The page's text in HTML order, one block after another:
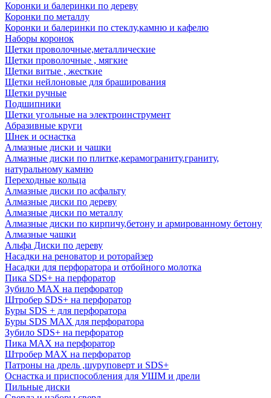
Коронки и балеринки по дереву
Коронки по металлу
Коронки и балеринки по стеклу,камню и кафелю
Наборы коронок
Щетки проволочные,металлические
Щетки проволочные , мягкие
Щетки витые , жесткие
Щетки нейлоновые для браширования
Щетки ручные
Подшипники
Щетки угольные на электроинструмент
Абразивные круги
Шнек и оснастка
Алмазные диски и чашки
Алмазные диски по плитке,керамограниту,граниту,
натуральному камню
Переходные кольца
Алмазные диски по асфальту
Алмазные диски по дереву
Алмазные диски по металлу
Алмазные диски по кирпичу,бетону и армированному бетону
Алмазные чашки
Альфа Диски по дереву
Насадки на реноватор и роторайзер
Насадки для перфоратора и отбойного молотка
Пика SDS+ на перфоратор
Зубило MAX на перфоратор
Штробер SDS+ на перфоратор
Буры SDS + для перфоратора
Буры SDS MAX для перфоратора
Зубило SDS+ на перфоратор
Пика MAX на перфоратор
Штробер MAX на перфоратор
Патроны на дрель ,шуруповерт и SDS+
Оснастка и приспособления для УШМ и дрели
Пильные диски